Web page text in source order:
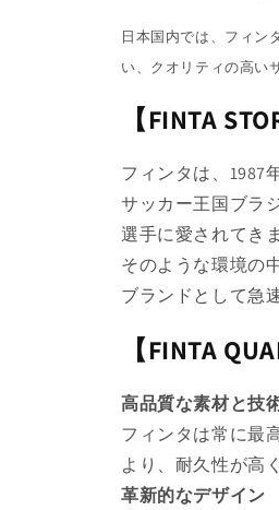
日本国内では、フィン
い、クオリティの高い
【FINTA
フィンタは、1987
サッカー王国ブラ
選手に愛されてき
そのような環境の
ブランドとして急
【FINTA
高品質な素材と技
フィンタは常に最
より、耐久性が高
革新的なデザイン